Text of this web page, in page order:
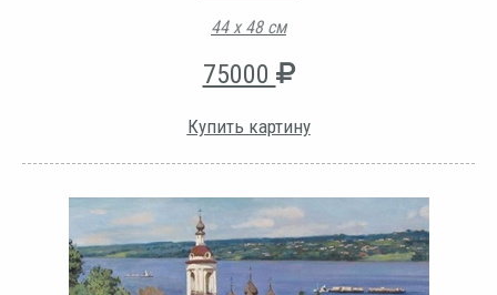
44 х 48 см
75000
Купить картину